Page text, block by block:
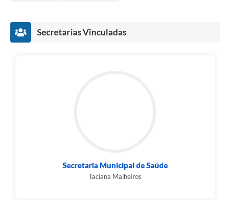
Secretarias Vinculadas
Secretaria Municipal de Saúde
Taciana Malheiros